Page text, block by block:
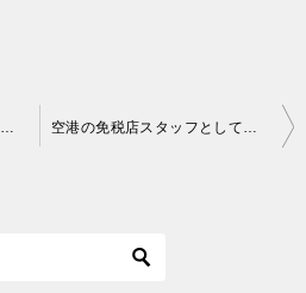
酔っ払いのお客様には苦労します（航空業界スタッフ体験談） 空港の免税店スタッフとして働いた経験（GS体験談）